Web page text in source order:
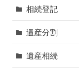
相続登記
遺産分割
遺産相続